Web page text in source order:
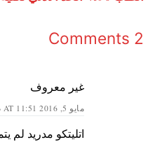
2 Comments
غير معروف
مايو 5, 2016 AT 11:51 م
اتليتكو مدريد لم